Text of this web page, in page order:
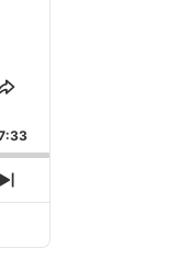
Share
Episode
Next
Episode